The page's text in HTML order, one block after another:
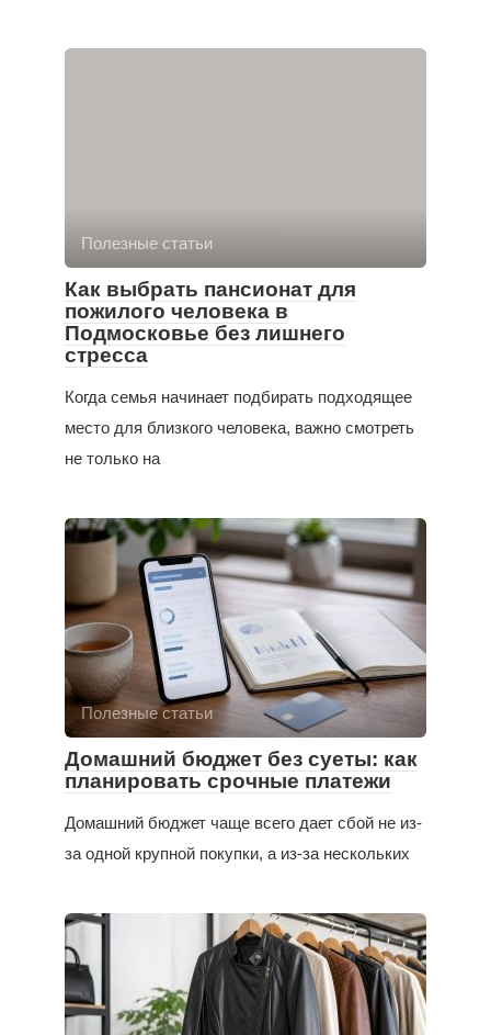
Полезные статьи
Как выбрать пансионат для
пожилого человека в
Подмосковье без лишнего
стресса
Когда семья начинает подбирать подходящее
место для близкого человека, важно смотреть
не только на
Полезные статьи
Домашний бюджет без суеты: как
планировать срочные платежи
Домашний бюджет чаще всего дает сбой не из-
за одной крупной покупки, а из-за нескольких